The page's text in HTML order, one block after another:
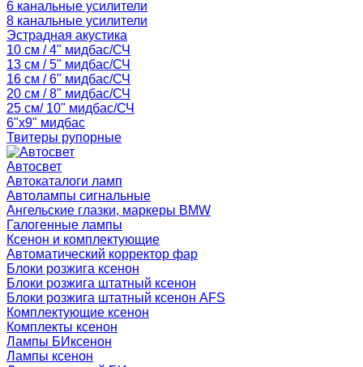
6 канальные усилители
8 канальные усилители
Эстрадная акустика
10 см / 4" мидбас/СЧ
13 см / 5" мидбас/СЧ
16 см / 6" мидбас/СЧ
20 см / 8" мидбас/СЧ
25 см/ 10" мидбас/СЧ
6"x9" мидбас
Твитеры рупорные
Автосвет
Автокаталоги ламп
Автолампы сигнальные
Ангельские глазки, маркеры BMW
Галогенные лампы
Ксенон и комплектующие
Автоматический корректор фар
Блоки розжига ксенон
Блоки розжига штатный ксенон
Блоки розжига штатный ксенон AFS
Комплектующие ксенон
Комплекты ксенон
Лампы БИксенон
Лампы ксенон